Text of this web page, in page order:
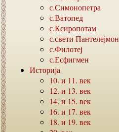
с.Симонопетра
с.Ватопед
с.Ксиропотам
с.свети Пантелејмон
с.Филотеј
с.Есфигмен
Историја
10. и 11. век
12. и 13. век
14. и 15. век
16. и 17. век
18. и 19. век